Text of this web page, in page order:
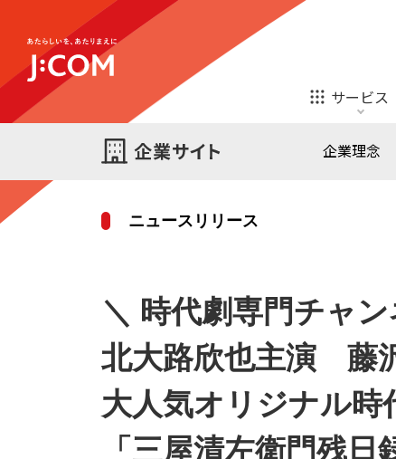
サービス
ほけん ローン
お申し込み
ほけん オンライン
診療
J:COM STREAM えんかくサポート
防災情報サービス
自転車生活サポート
テレビ
ほけん ローン
企業理念
ニュースリリース
＼ 時代劇専門チャ
北大路欣也主演 藤
大人気オリジナル時
「三屋清左衛門残日